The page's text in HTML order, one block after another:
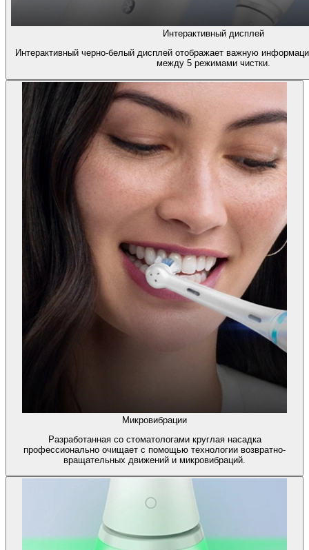
Интерактивный дисплей
Интерактивный черно-белый дисплей отображает важную
между 5 режимами чистки.
Микровибрации
Разработанная со стоматологами круглая насадка
профессионально очищает с помощью технологии возвратно-
вращательных движений и микровибраций.